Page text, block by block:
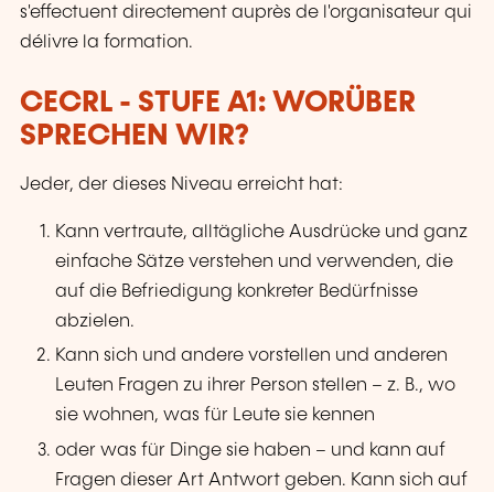
s'effectuent directement auprès de l'organisateur qui
délivre la formation.
CECRL - STUFE A1: WORÜBER
SPRECHEN WIR?
Jeder, der dieses Niveau erreicht hat:
Kann vertraute, alltägliche Ausdrücke und ganz
einfache Sätze verstehen und verwenden, die
auf die Befriedigung konkreter Bedürfnisse
abzielen.
Kann sich und andere vorstellen und anderen
Leuten Fragen zu ihrer Person stellen – z. B., wo
sie wohnen, was für Leute sie kennen
oder was für Dinge sie haben – und kann auf
Fragen dieser Art Antwort geben. Kann sich auf